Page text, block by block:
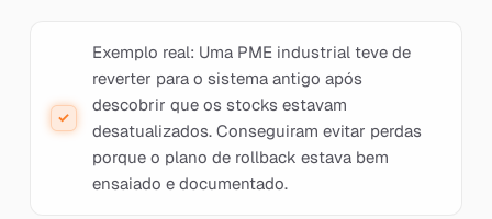
Exemplo real: Uma PME industrial teve de
reverter para o sistema antigo após
descobrir que os stocks estavam
desatualizados. Conseguiram evitar perdas
porque o plano de rollback estava bem
ensaiado e documentado.